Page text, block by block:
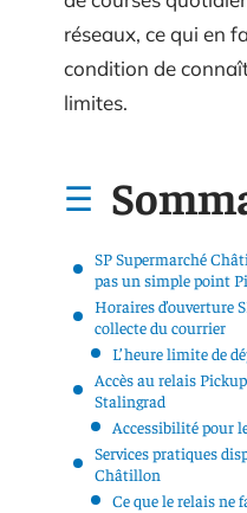
réseaux, ce qui en
condition de
limites.
SP Supermarché
pas un simple point
Horaires d’ouverture
collecte du courrier
L’heure limite de
Accès au relais
Stalingrad
Accessibilité pour
Services pratiques
Châtillon
Ce que le relais ne